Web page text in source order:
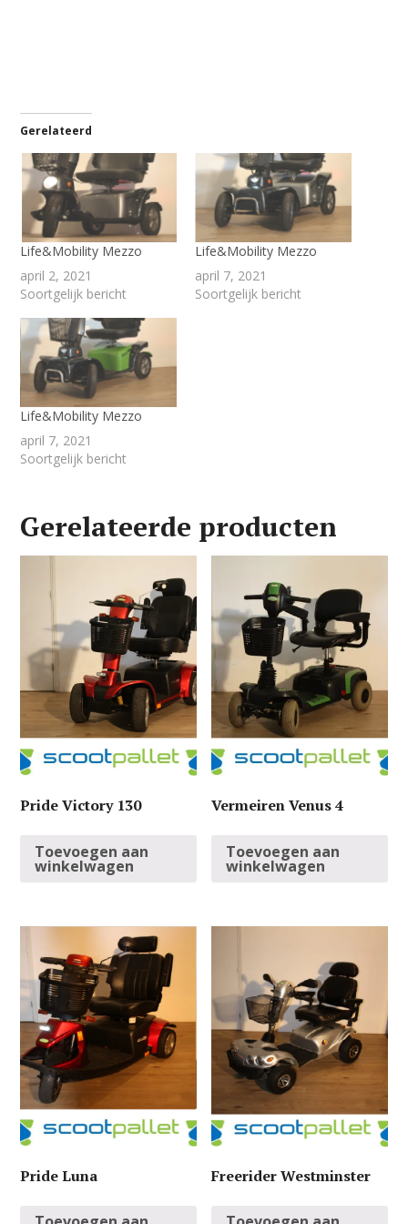
Gerelateerd
Life&Mobility Mezzo
april 2, 2021
Soortgelijk bericht
Life&Mobility Mezzo
april 7, 2021
Soortgelijk bericht
Life&Mobility Mezzo
april 7, 2021
Soortgelijk bericht
Gerelateerde producten
Pride Victory 130
Toevoegen aan
winkelwagen
Vermeiren Venus 4
Toevoegen aan
winkelwagen
Pride Luna Freerider Westminster